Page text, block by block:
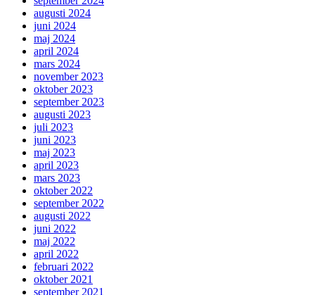
augusti 2024
juni 2024
maj 2024
april 2024
mars 2024
november 2023
oktober 2023
september 2023
augusti 2023
juli 2023
juni 2023
maj 2023
april 2023
mars 2023
oktober 2022
september 2022
augusti 2022
juni 2022
maj 2022
april 2022
februari 2022
oktober 2021
september 2021